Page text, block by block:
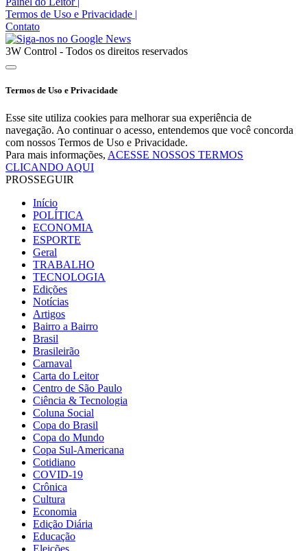
Termos de Uso e Privacidade |
Contato
3W Control - Todos os direitos reservados
Termos de Uso e Privacidade
Esse site utiliza cookies para melhorar sua experiência de
navegação. Ao continuar o acesso, entendemos que você concorda
com nossos Termos de Uso e Privacidade.
Para mais informações, ACESSE NOSSOS TERMOS
CLICANDO AQUI
PROSSEGUIR
Início
POLÍTICA
ECONOMIA
ESPORTE
Geral
TRABALHO
TECNOLOGIA
Edições
Notícias
Artigos
Bairro a Bairro
Brasil
Brasileirão
Carnaval
Carta do Leitor
Centro de São Paulo
Ciência & Tecnologia
Coluna Social
Copa do Brasil
Copa do Mundo
Copa Sul-Americana
Cotidiano
COVID-19
Crônica
Cultura
Economia
Edição Diária
Educação
Eleições